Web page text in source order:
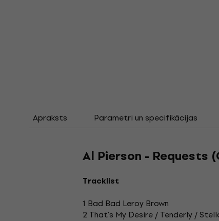
Apraksts Parametri un specifikācijas
Al Pierson - Requests
Tracklist
1 Bad Bad Leroy Brown
2 That's My Desire / Tenderly /